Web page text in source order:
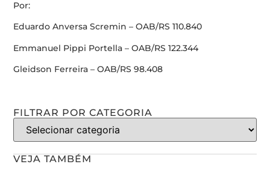
Por:
Eduardo Anversa Scremin – OAB/RS 110.840
Emmanuel Pippi Portella – OAB/RS 122.344
Gleidson Ferreira – OAB/RS 98.408
FILTRAR POR CATEGORIA
VEJA TAMBÉM